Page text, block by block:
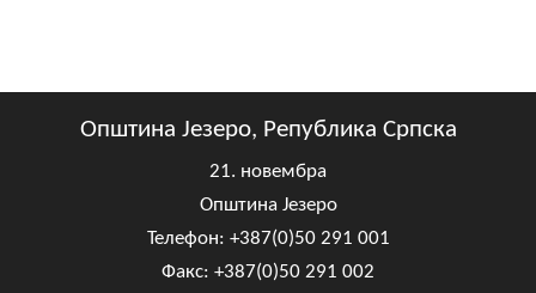
Општина Језеро, Република Српска
21. новембра
Општина Језеро
Телефон: +387(0)50 291 001
Факс: +387(0)50 291 002